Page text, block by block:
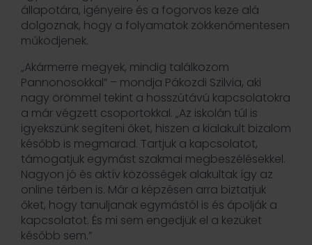
állapotára, igényeire és a fogorvos keze alá
dolgoznak, hogy a folyamatok zökkenőmentesen
működjenek.
„Akármerre megyek, mindig találkozom
Pannonosokkal” – mondja Pákozdi Szilvia, aki
nagy örömmel tekint a hosszútávú kapcsolatokra
a már végzett csoportokkal. „Az iskolán túl is
igyekszünk segíteni őket, hiszen a kialakult bizalom
később is megmarad. Tartjuk a kapcsolatot,
támogatjuk egymást szakmai megbeszélésekkel.
Nagyon jó és aktív közösségek alakultak így az
online térben is. Már a képzésen arra biztatjuk
őket, hogy tanuljanak egymástól is és ápolják a
kapcsolatot. És mi sem engedjük el a kezüket
később sem.”